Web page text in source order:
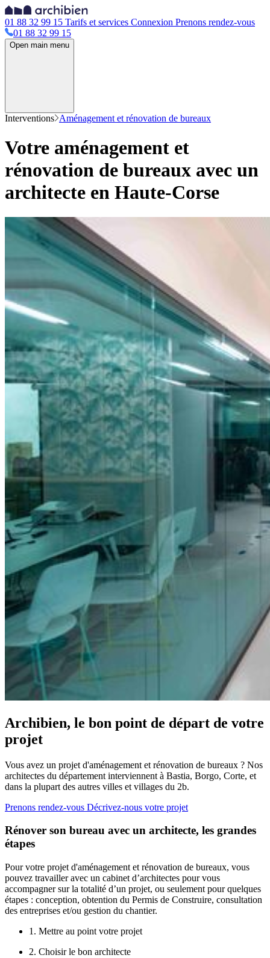
01 88 32 99 15 Tarifs et services Connexion Prenons rendez-vous
01 88 32 99 15
Open main menu
Interventions Aménagement et rénovation de bureaux
Votre aménagement et
rénovation de bureaux avec un
architecte en Haute-Corse
Archibien, le bon point de départ de votre
projet
Vous avez un projet d'aménagement et rénovation de bureaux ? Nos
architectes du département interviennent à Bastia, Borgo, Corte, et
dans la plupart des autres villes et villages du 2b.
Prenons rendez-vous Décrivez-nous votre projet
Rénover son bureau avec un architecte, les grandes
étapes
Pour votre projet d'aménagement et rénovation de bureaux, vous
pouvez travailler avec un cabinet d’architectes pour vous
accompagner sur la totalité d’un projet, ou seulement pour quelques
étapes : conception, obtention du Permis de Construire, consultation
des entreprises et/ou gestion du chantier.
1. Mettre au point votre projet
2. Choisir le bon architecte